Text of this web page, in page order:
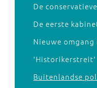
De
De eerste
Nieuwe
'Historikerstreit'
Buitenlandse